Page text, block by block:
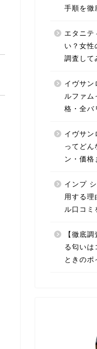
手順を徹
エタニテ
い？女性
調査して
イヴサン
ルファム
格・全バ
イヴサン
ってどん
ン・価格
インプ
用する理
ル口コミ
【徹底
る匂いは
ときのポ